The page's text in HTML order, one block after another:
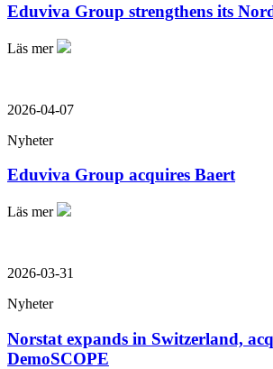
Eduviva Group strengthens its
Läs mer
2026-04-07
Nyheter
Eduviva Group acquires Baert
Läs mer
2026-03-31
Nyheter
Norstat expands in Switzerland,
DemoSCOPE